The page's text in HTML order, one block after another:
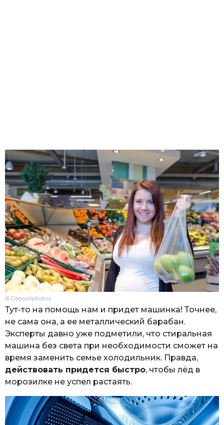
© Depositphotos
Тут-то на помощь нам и придет машинка! Точнее,
не сама она, а ее металлический барабан.
Эксперты давно уже подметили, что стиральная
машина без света при необходимости сможет на
время заменить семье холодильник. Правда,
действовать придется быстро, чтобы лёд в
морозилке не успел растаять.